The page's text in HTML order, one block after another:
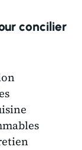
concilier